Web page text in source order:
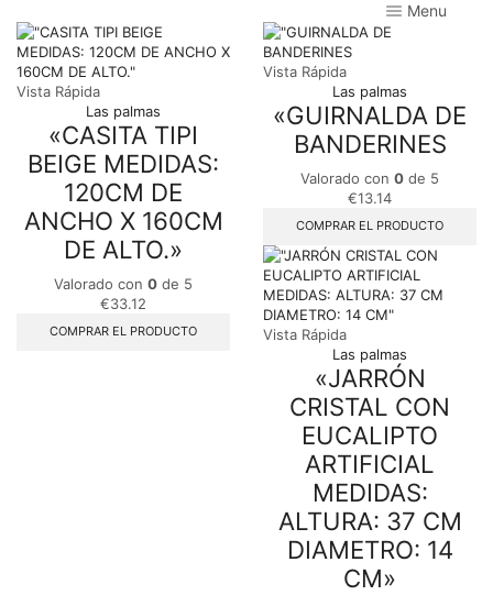
Menu
Vista Rápida
Las palmas
«CASITA TIPI
BEIGE MEDIDAS:
120CM DE
ANCHO X 160CM
DE ALTO.»
Valorado con 0 de 5
€33.12
COMPRAR EL PRODUCTO
Vista Rápida
Las palmas
«GUIRNALDA DE
BANDERINES
Valorado con 0 de 5
€13.14
COMPRAR EL PRODUCTO
Vista Rápida
Las palmas
«JARRÓN
CRISTAL CON
EUCALIPTO
ARTIFICIAL
MEDIDAS:
ALTURA: 37 CM
DIAMETRO: 14
CM»